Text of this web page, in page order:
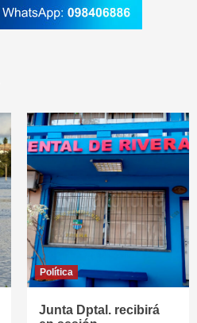
Política
Junta Dptal. recibirá